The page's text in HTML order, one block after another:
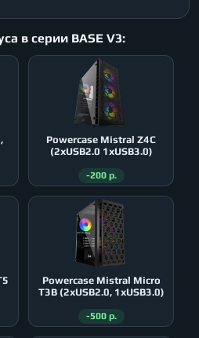
в серии BASE V3:
Powercase Mistral Z4С
(2xUSB2.0 1xUSB3.0)
-200 р.
Powercase Mistral Micro
T3B (2xUSB2.0, 1xUSB3.0)
-500 р.